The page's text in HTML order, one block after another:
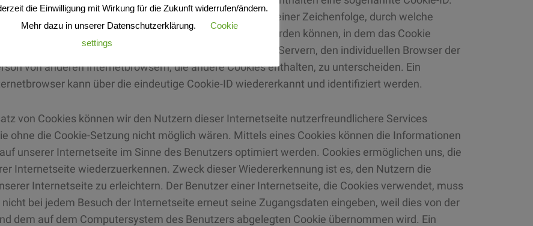
ist eine eindeutige Kennung des Cookies. Sie besteht aus einer Zeichenfolge, durch welche
Server dem konkreten Internetbrowser zugeordnet werden können, in dem das Cookie
Dies ermöglicht es den besuchten Internetseiten und Servern, den individuellen Browser der
von anderen Internetbrowsern, die andere Cookies enthalten, zu unterscheiden. Ein
kann über die eindeutige Cookie-ID wiedererkannt und identifiziert werden.
von Cookies können wir den Nutzern dieser Internetseite nutzerfreundlichere Services
ohne die Cookie-Setzung nicht möglich wären. Mittels eines Cookies können die Informationen
unserer Internetseite im Sinne des Benutzers optimiert werden. Cookies ermöglichen uns, die
Internetseite wiederzuerkennen. Zweck dieser Wiedererkennung ist es, den Nutzern die
Internetseite zu erleichtern. Der Benutzer einer Internetseite, die Cookies verwendet, muss
bei jedem Besuch der Internetseite erneut seine Zugangsdaten eingeben, weil dies von der
dem auf dem Computersystem des Benutzers abgelegten Cookie übernommen wird. Ein
die Einwilligung mit Wirkung für die Zukunft widerrufen/ändern.
Mehr dazu in unserer Datenschutzerklärung.
Cookie
settings